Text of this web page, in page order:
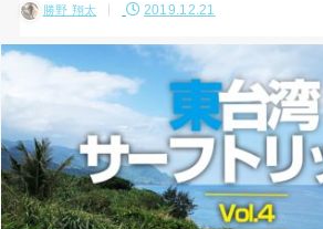
勝野 翔太 2019.12.21